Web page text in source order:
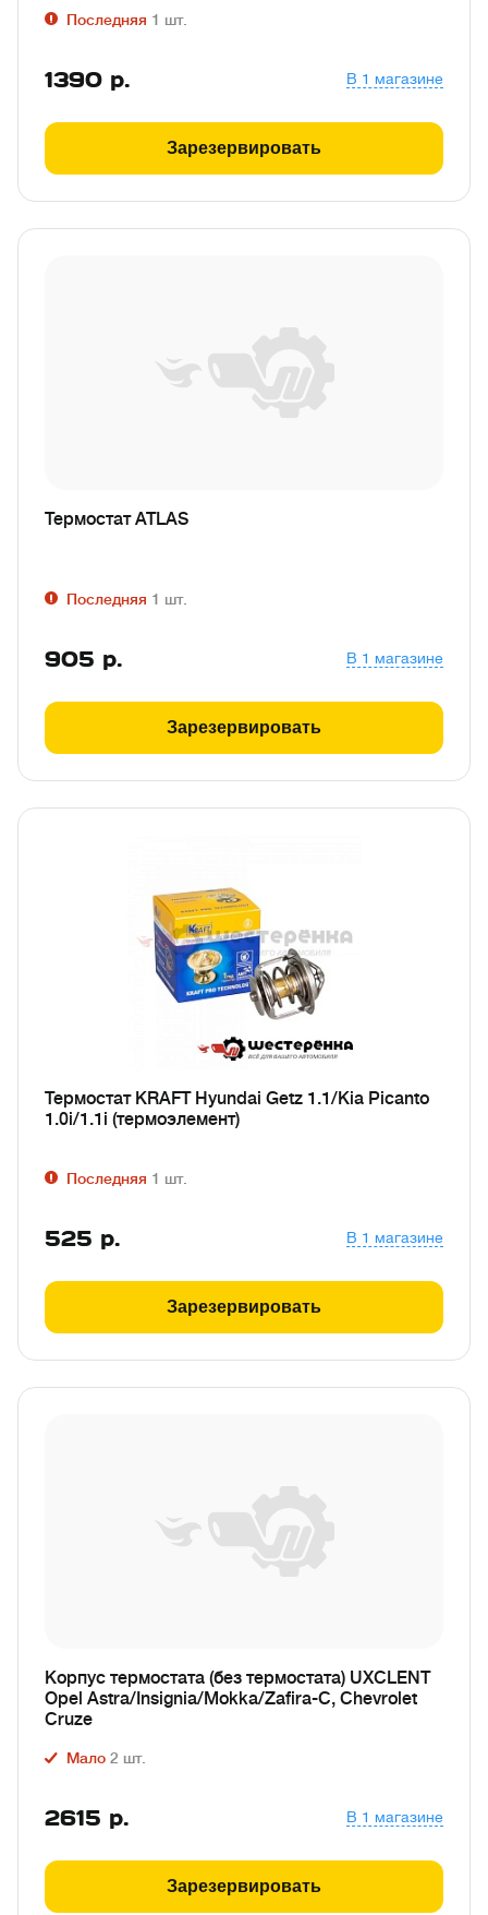
Последняя 1 шт.
1390 р. В 1 магазине
Зарезервировать
Термостат ATLAS
Последняя 1 шт.
905 р. В 1 магазине
Зарезервировать
Термостат KRAFT Hyundai Getz 1.1/Kia Picanto
1.0i/1.1i (термоэлемент)
Последняя 1 шт.
525 р. В 1 магазине
Зарезервировать
Корпус термостата (без термостата) UXCLENT
Opel Astra/Insignia/Mokka/Zafira-C, Chevrolet
Cruze
Мало 2 шт.
2615 р. В 1 магазине
Зарезервировать